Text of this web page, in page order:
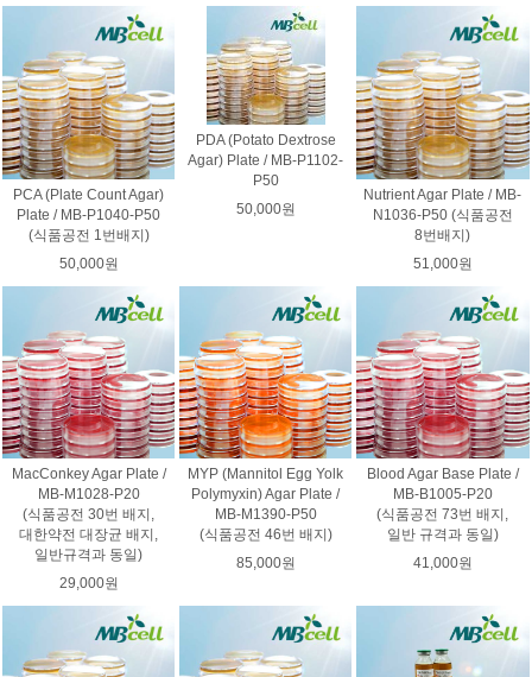
PCA (Plate Count Agar)
Plate / MB-P1040-P50
(식품공전 1번배지)
50,000원
PDA (Potato Dextrose
Agar) Plate / MB-P1102-
P50
50,000원
Nutrient Agar Plate / MB-
N1036-P50 (식품공전
8번배지)
51,000원
MacConkey Agar Plate /
MB-M1028-P20
(식품공전 30번 배지,
대한약전 대장균 배지,
일반규격과 동일)
29,000원
MYP (Mannitol Egg Yolk
Polymyxin) Agar Plate /
MB-M1390-P50
(식품공전 46번 배지)
85,000원
Blood Agar Base Plate /
MB-B1005-P20
(식품공전 73번 배지,
일반 규격과 동일)
41,000원